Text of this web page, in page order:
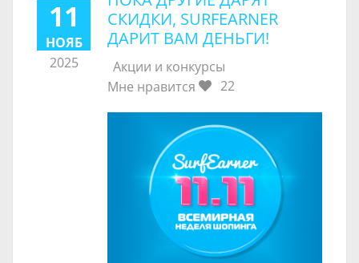
11
НОЯБ
2025
СКИДКИ, SURFEARNER
ДАРИТ ВАМ ДЕНЬГИ!
Акции и конкурсы
Мне нравится
22